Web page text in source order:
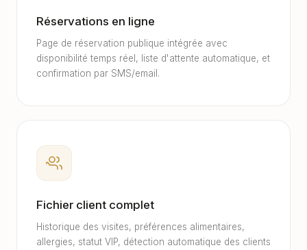
Réservations en ligne
Page de réservation publique intégrée avec
disponibilité temps réel, liste d'attente automatique, et
confirmation par SMS/email.
Fichier client complet
Historique des visites, préférences alimentaires,
allergies, statut VIP, détection automatique des clients